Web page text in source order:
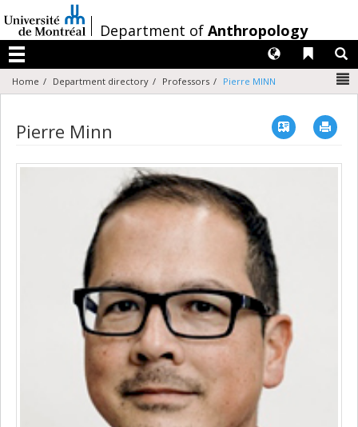
au
contenu
/Department of Anthropology
Menu
Liens
Langues
Home Department directory Professors Pierre MINN
Pierre Minn Vcard